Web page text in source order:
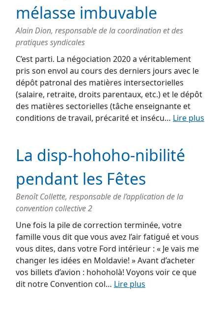
mélasse imbuvable
Alain Dion, responsable de la coordination et des
pratiques syndicales
C’est parti. La négociation 2020 a véritablement
pris son envol au cours des derniers jours avec le
dépôt patronal des matières intersectorielles
(salaire, retraite, droits parentaux, etc.) et le dépôt
des matières sectorielles (tâche enseignante et
conditions de travail, précarité et insécu… Lire plus
La disp-hohoho-nibilité
pendant les Fêtes
Benoît Collette, responsable de l’application de la
convention collective 2
Une fois la pile de correction terminée, votre
famille vous dit que vous avez l’air fatigué et vous
vous dites, dans votre Ford intérieur : « Je vais me
changer les idées en Moldavie! » Avant d’acheter
vos billets d’avion : hohoholà! Voyons voir ce que
dit notre Convention col… Lire plus